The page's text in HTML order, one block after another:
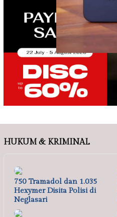
HUKUM & KRIMINAL
750 Tramadol dan 1.035
Hexymer Disita Polisi di
Neglasari